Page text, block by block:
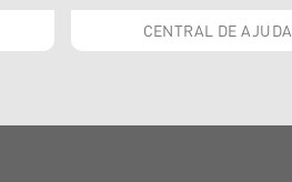
CENTRAL DE AJUDA